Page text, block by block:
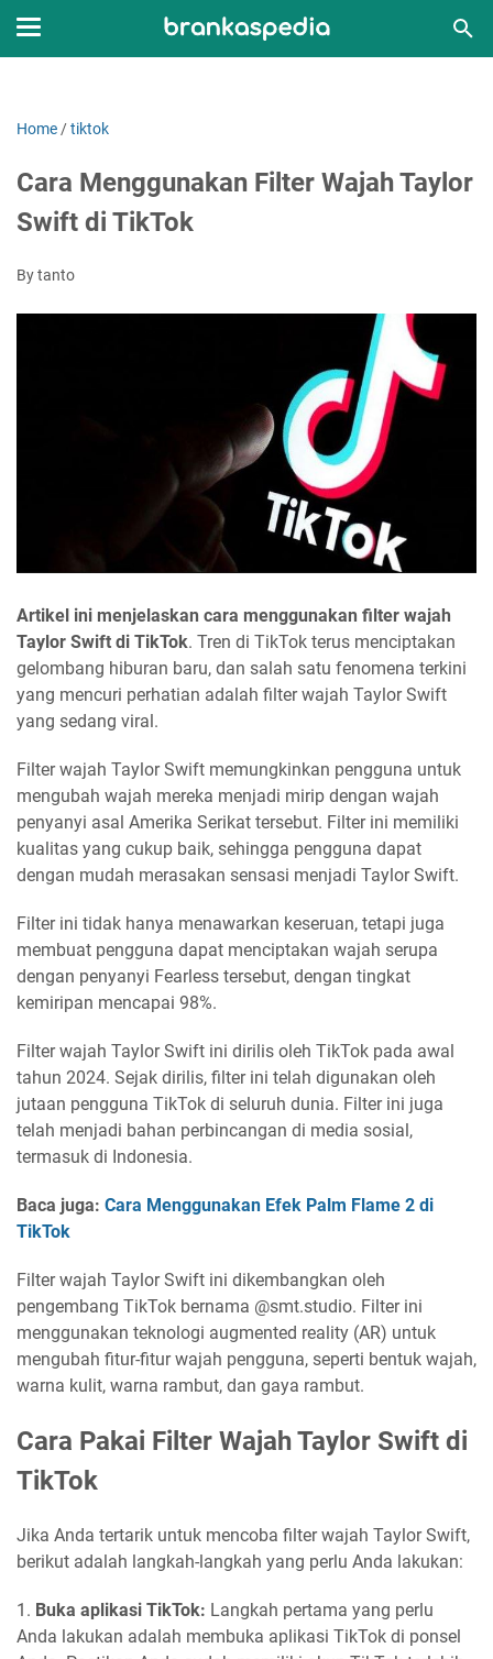
Home /tiktok
Cara Menggunakan Filter Wajah Taylor
Swift di TikTok
By tanto
Artikel ini menjelaskan cara menggunakan filter wajah
Taylor Swift di TikTok. Tren di TikTok terus menciptakan
gelombang hiburan baru, dan salah satu fenomena terkini
yang mencuri perhatian adalah filter wajah Taylor Swift
yang sedang viral.
Filter wajah Taylor Swift memungkinkan pengguna untuk
mengubah wajah mereka menjadi mirip dengan wajah
penyanyi asal Amerika Serikat tersebut. Filter ini memiliki
kualitas yang cukup baik, sehingga pengguna dapat
dengan mudah merasakan sensasi menjadi Taylor Swift.
Filter ini tidak hanya menawarkan keseruan, tetapi juga
membuat pengguna dapat menciptakan wajah serupa
dengan penyanyi Fearless tersebut, dengan tingkat
kemiripan mencapai 98%.
Filter wajah Taylor Swift ini dirilis oleh TikTok pada awal
tahun 2024. Sejak dirilis, filter ini telah digunakan oleh
jutaan pengguna TikTok di seluruh dunia. Filter ini juga
telah menjadi bahan perbincangan di media sosial,
termasuk di Indonesia.
Baca juga: Cara Menggunakan Efek Palm Flame 2 di
TikTok
Filter wajah Taylor Swift ini dikembangkan oleh
pengembang TikTok bernama @smt.studio. Filter ini
menggunakan teknologi augmented reality (AR) untuk
mengubah fitur-fitur wajah pengguna, seperti bentuk wajah,
warna kulit, warna rambut, dan gaya rambut.
Cara Pakai Filter Wajah Taylor Swift di
TikTok
Jika Anda tertarik untuk mencoba filter wajah Taylor Swift,
berikut adalah langkah-langkah yang perlu Anda lakukan:
1. Buka aplikasi TikTok: Langkah pertama yang perlu
Anda lakukan adalah membuka aplikasi TikTok di ponsel